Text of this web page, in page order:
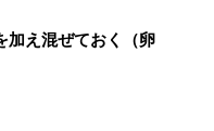
加え混ぜておく（卵